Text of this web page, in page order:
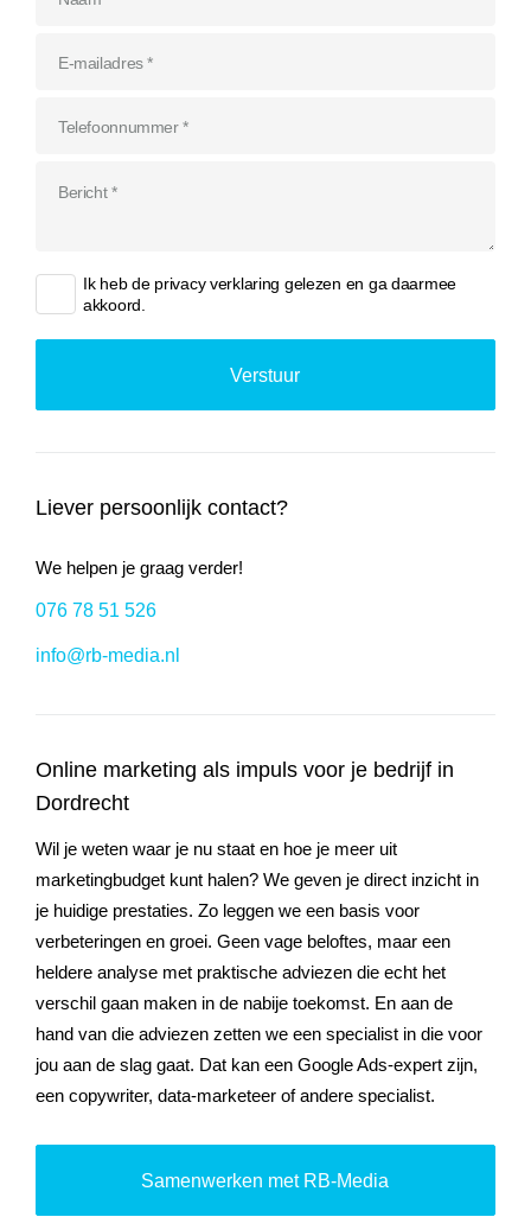
Ik heb de privacy verklaring gelezen en ga daarmee
akkoord.
Liever persoonlijk contact?
We helpen je graag verder!
076 78 51 526
info@rb-media.nl
Online marketing als impuls voor je bedrijf in
Dordrecht
Wil je weten waar je nu staat en hoe je meer uit
marketingbudget kunt halen? We geven je direct inzicht in
je huidige prestaties. Zo leggen we een basis voor
verbeteringen en groei. Geen vage beloftes, maar een
heldere analyse met praktische adviezen die echt het
verschil gaan maken in de nabije toekomst. En aan de
hand van die adviezen zetten we een specialist in die voor
jou aan de slag gaat. Dat kan een Google Ads-expert zijn,
een copywriter, data-marketeer of andere specialist.
Samenwerken met RB-Media